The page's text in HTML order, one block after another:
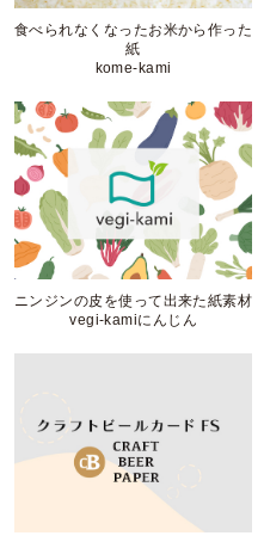
食べられなくなったお米から作った
紙
kome-kami
ニンジンの皮を使って出来た紙素材
vegi-kamiにんじん